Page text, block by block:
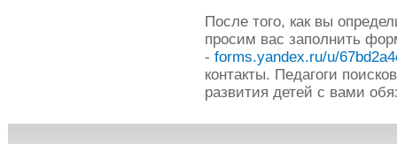
После того, как вы
просим вас заполнить
-forms.yandex.ru/u/
контакты. Педагоги
развития детей с вами